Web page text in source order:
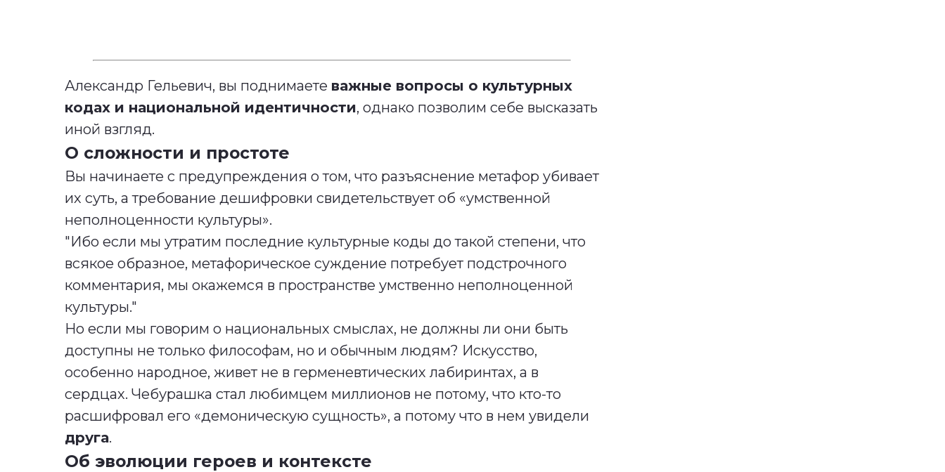
Александр Гельевич, вы поднимаете важные вопросы о культурных
кодах и национальной идентичности, однако позволим себе высказать
иной взгляд.
О сложности и простоте
Вы начинаете с предупреждения о том, что разъяснение метафор убивает
их суть, а требование дешифровки свидетельствует об «умственной
неполноценности культуры».
"Ибо если мы утратим последние культурные коды до такой степени, что
всякое образное, метафорическое суждение потребует подстрочного
комментария, мы окажемся в пространстве умственно неполноценной
культуры."
Но если мы говорим о национальных смыслах, не должны ли они быть
доступны не только философам, но и обычным людям? Искусство,
особенно народное, живет не в герменевтических лабиринтах, а в
сердцах. Чебурашка стал любимцем миллионов не потому, что кто-то
расшифровал его «демоническую сущность», а потому что в нем увидели
друга.
Об эволюции героев и контексте